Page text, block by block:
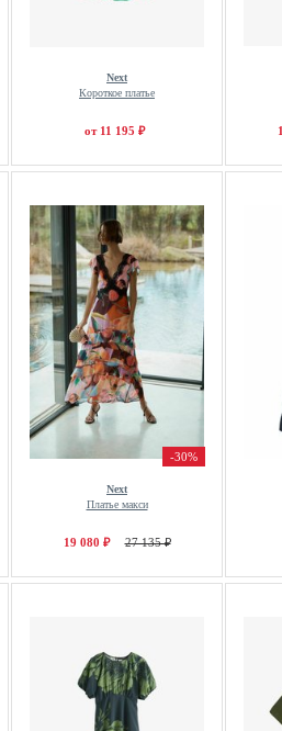
Next
Короткое платье
от 11 195 ₽
-30%
Next
Платье макси
19 080 ₽ 27 135 ₽